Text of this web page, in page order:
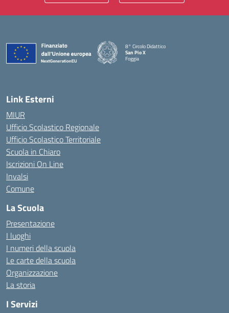
8° Circolo Didattico
San Pio X
Foggia
— Visita la pagina iniziale della scuola
Link Esterni
MIUR
Ufficio Scolastico Regionale
Ufficio Scolastico Territoriale
Scuola in Chiaro
Iscrizioni On Line
Invalsi
Comune
La Scuola
Presentazione
I luoghi
I numeri della scuola
Le carte della scuola
Organizzazione
La storia
I Servizi